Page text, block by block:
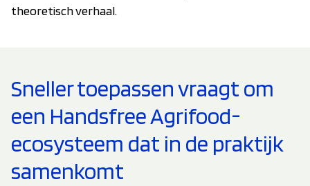
theoretisch verhaal.
Sneller toepassen vraagt om
een Handsfree Agrifood-
ecosysteem dat in de praktijk
samenkomt